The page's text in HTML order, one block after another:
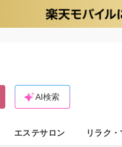
AI検索
エステサロン リラク